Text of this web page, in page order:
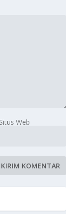
Situs Web